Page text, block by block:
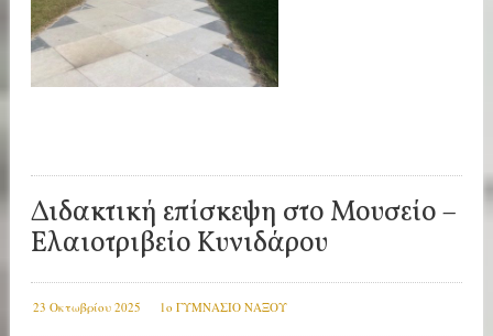
Διδακτική επίσκεψη στο Μουσείο –
Ελαιοτριβείο Κυνιδάρου
23 Οκτωβρίου 2025 1ο ΓΥΜΝΑΣΙΟ ΝΑΞΟΥ